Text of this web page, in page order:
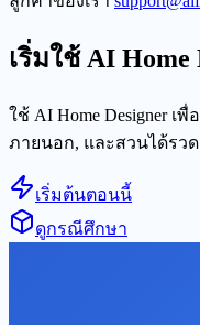
เริ่มใช้ AI Home
ใช้ AI Home Designer
ภายนอก, และสวนได้รว
เริ่มต้นตอนนี้
ดูกรณีศึกษา